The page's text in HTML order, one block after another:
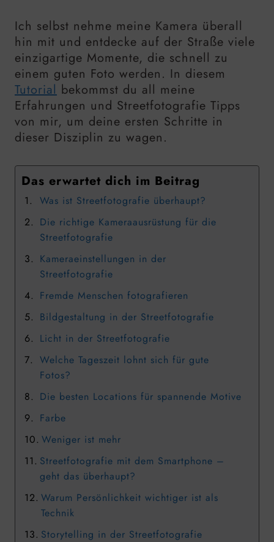
Ich selbst nehme meine Kamera überall
hin mit und entdecke auf der Straße viele
einzigartige Momente, die schnell zu
einem guten Foto werden. In diesem
Tutorial bekommst du all meine
Erfahrungen und Streetfotografie Tipps
von mir, um deine ersten Schritte in
dieser Disziplin zu wagen.
Das erwartet dich im Beitrag
Was ist Streetfotografie überhaupt?
Die richtige Kameraausrüstung für die
Streetfotografie
Kameraeinstellungen in der
Streetfotografie
Fremde Menschen fotografieren
Bildgestaltung in der Streetfotografie
Licht in der Streetfotografie
Welche Tageszeit lohnt sich für gute
Fotos?
Die besten Locations für spannende Motive
Farbe
Weniger ist mehr
Streetfotografie mit dem Smartphone –
geht das überhaupt?
Warum Persönlichkeit wichtiger ist als
Technik
Storytelling in der Streetfotografie